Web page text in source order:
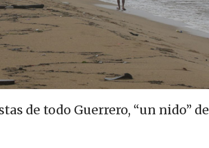
de todo Guerrero, “un nido” de